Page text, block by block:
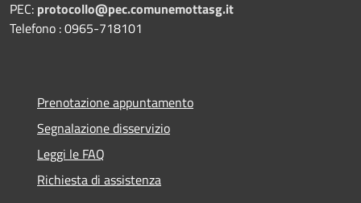
PEC: protocollo@pec.comunemottasg.it
Telefono : 0965-718101
Prenotazione appuntamento
Segnalazione disservizio
Leggi le FAQ
Richiesta di assistenza